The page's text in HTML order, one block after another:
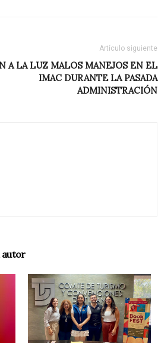
Artículo siguiente
A LA LUZ MALOS MANEJOS EN EL
IMAC DURANTE LA PASADA
ADMINISTRACIÓN
autor